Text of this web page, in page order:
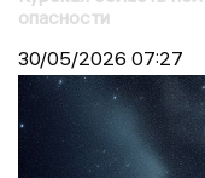
опасности
30/05/2026 07:27